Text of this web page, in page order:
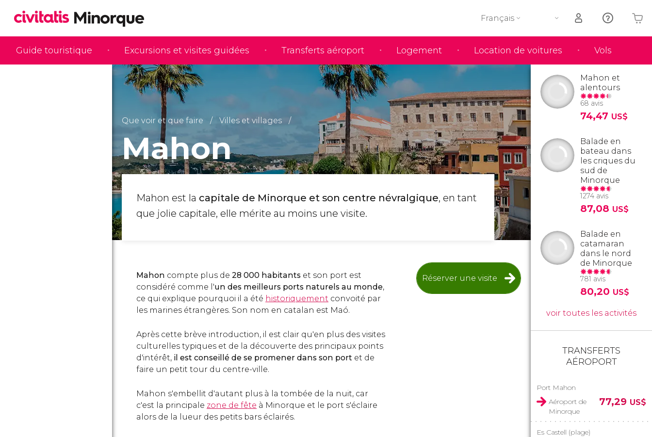
Guide touristique Excursions et visites guidées Transferts aéroport Logement Location de voitures Vols
Français
Votre panier est vide
Que voir et que faire Villes et villages
Mahon
Mahon est la capitale de Minorque et son centre névralgique, en tant
que jolie capitale, elle mérite au moins une visite.
Réserver une visite
Mahon compte plus de 28 000 habitants et son port est
considéré comme l'un des meilleurs ports naturels au monde,
ce qui explique pourquoi il a été historiquement convoité par
les marines étrangères. Son nom en catalan est Maó.
Après cette brève introduction, il est clair qu'en plus des visites
culturelles typiques et de la découverte des principaux points
d'intérêt, il est conseillé de se promener dans son port et de
faire un petit tour du centre-ville.
Mahon s'embellit d'autant plus à la tombée de la nuit, car
c'est la principale zone de fête à Minorque et le port s'éclaire
alors de la lueur des petits bars éclairés.
Mahon et
alentours
68 avis
74,47 US$
Balade en
bateau dans
les criques du
sud de
Minorque
1274 avis
87,08 US$
Balade en
catamaran
dans le nord
de Minorque
781 avis
80,20 US$
voir toutes les activités
TRANSFERTS
AÉROPORT
Port Mahon
Aéroport de
Minorque
77,29 US$
Es Castell (plage)